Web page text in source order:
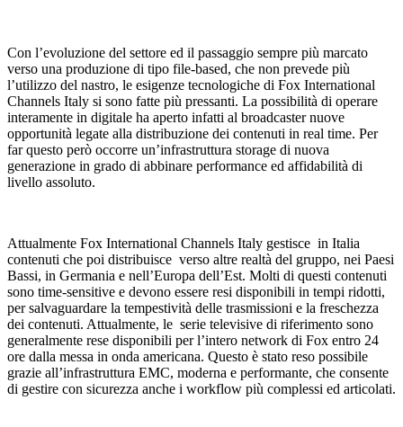
Con l’evoluzione del settore ed il passaggio sempre più marcato
verso una produzione di tipo file-based, che non prevede più
l’utilizzo del nastro, le esigenze tecnologiche di Fox International
Channels Italy si sono fatte più pressanti. La possibilità di operare
interamente in digitale ha aperto infatti al broadcaster nuove
opportunità legate alla distribuzione dei contenuti in real time. Per
far questo però occorre un’infrastruttura storage di nuova
generazione in grado di abbinare performance ed affidabilità di
livello assoluto.
Attualmente Fox International Channels Italy gestisce in Italia
contenuti che poi distribuisce verso altre realtà del gruppo, nei Paesi
Bassi, in Germania e nell’Europa dell’Est. Molti di questi contenuti
sono time-sensitive e devono essere resi disponibili in tempi ridotti,
per salvaguardare la tempestività delle trasmissioni e la freschezza
dei contenuti. Attualmente, le serie televisive di riferimento sono
generalmente rese disponibili per l’intero network di Fox entro 24
ore dalla messa in onda americana. Questo è stato reso possibile
grazie all’infrastruttura EMC, moderna e performante, che consente
di gestire con sicurezza anche i workflow più complessi ed articolati.